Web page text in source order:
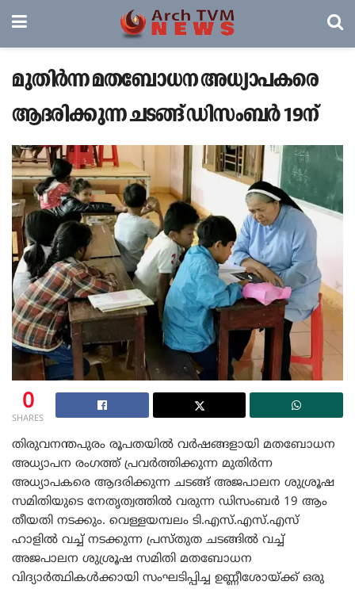
മുതിര്‍ന്ന മതബോധന അധ്യാപകരെ
ആദരിക്കുന്ന ചടങ്ങ് ഡിസംബർ 19ന്
0
SHARES
തിരുവനന്തപുരം രൂപതയിൽ വർഷങ്ങളായി മതബോധന
അധ്യാപന രംഗത്ത് പ്രവർത്തിക്കുന്ന മുതിർന്ന
അധ്യാപകരെ ആദരിക്കുന്ന ചടങ്ങ് അജപാലന ശുശ്രൂഷ
സമിതിയുടെ നേതൃത്വത്തിൽ വരുന്ന ഡിസംബർ 19 ആം
തീയതി നടക്കും. വെള്ളയമ്പലം ടി.എസ്.എസ്.എസ്
ഹാളിൽ വച്ച് നടക്കുന്ന പ്രസ്തുത ചടങ്ങിൽ വച്ച്
അജപാലന ശുശ്രൂഷ സമിതി മതബോധന
വിദ്യാർത്ഥികൾക്കായി സംഘടിപ്പിച്ച ഉണ്ണീശോയ്ക്ക് ഒരു